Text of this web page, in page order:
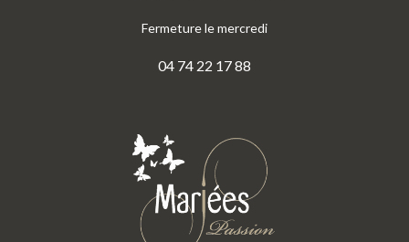
Fermeture le mercredi
04 74 22 17 88